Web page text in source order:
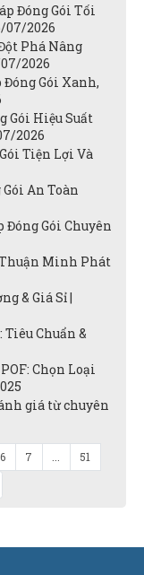
Đóng Gói Tối
07/2026
Phá Nâng
2026
Đóng Gói Xanh,
Gói Hiệu Suất
2026
Tiện Lợi Và
An Toàn
Đóng Gói Chuyên
Thuận Minh Phát
& Giá Sỉ |
Tiêu Chuẩn &
Chọn Loại
giá từ chuyên
6 7
51